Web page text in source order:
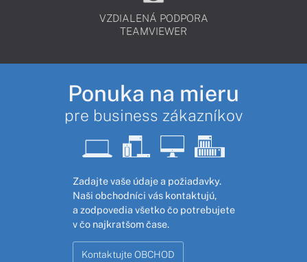
VZDIALENÁ PODPORA
TEAMVIEWER
Ponuka na mieru
pre business zákazníkov
Zadajte vaše údaje a požiadavky.
Naši obchodníci vás kontaktujú,
a zodpovedia všetko čo potrebujete
v čo najkratšom čase.
Kontaktujte OBCHOD